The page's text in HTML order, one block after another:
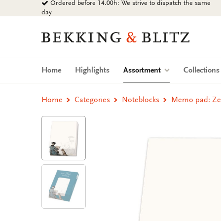
to
Ordered before 14.00h: We strive to dispatch the same
day
Bekking
Blitz
Uitgevers
Home Highlights Assortment (current)Collections
Home Categories Noteblocks Memo pad: